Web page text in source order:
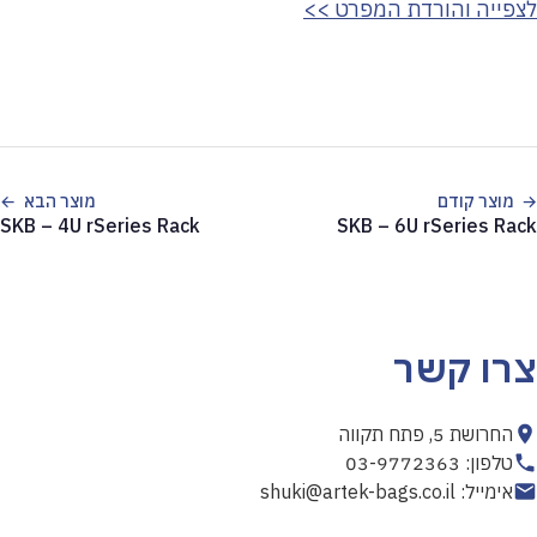
לצפייה והורדת המפרט >>
מוצר קודם
SKB – 6U rSeries Rack
מוצר הבא
SKB – 4U rSeries Rack
צרו קשר
החרושת 5, פתח תקווה
טלפון: 03-9772363
אימייל: shuki@artek-bags.co.il